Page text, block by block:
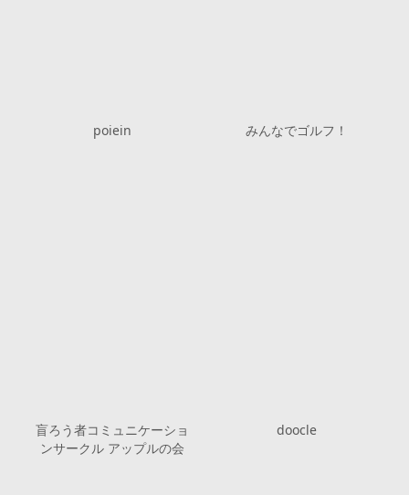
poiein みんなでゴルフ！
盲ろう者コミュニケーショ
ンサークル アップルの会
doocle